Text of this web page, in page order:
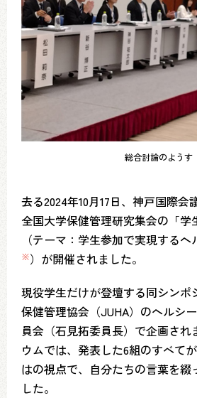
総合討論のようす
去る2024年10月17日、神戸国際会
全国大学保健管理研究集会の「学
（テーマ：学生参加で実現する
※）が開催されました。
現役学生だけが登壇する同シンポ
保健管理協会（JUHA）のヘルシ
員会（石見拓委員長）で企画され
ウムでは、発表した6組のすべて
はの視点で、自分たちの言葉を綴
した。